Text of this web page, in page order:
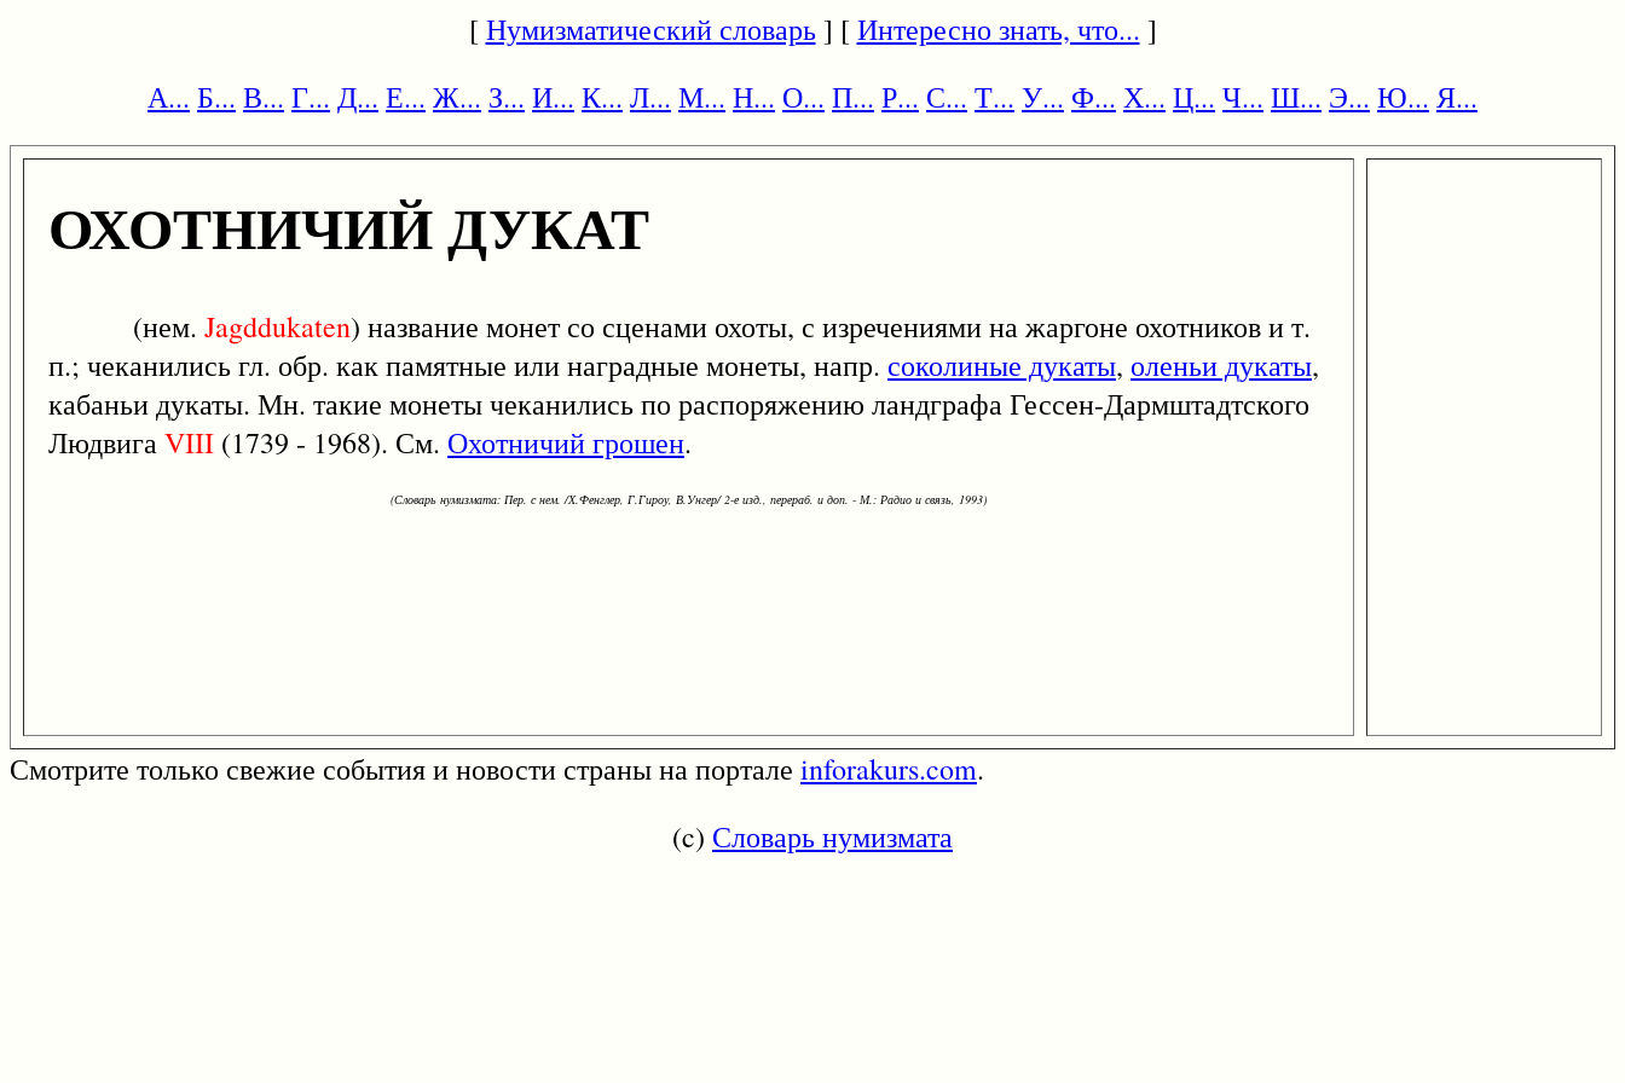
[Нумизматический словарь] [Интересно знать, что... ]
А... Б... В... Г... Д... Е... Ж... З... И... К... Л... М... Н... О... П... Р... С... Т... У... Ф... Х... Ц... Ч... Ш... Э... Ю... Я...
ОХОТНИЧИЙ ДУКАТ
(нем. Jagddukaten) название монет со сценами охоты, с изречениями на жаргоне охотников и т.
п.; чеканились гл. обр. как памятные или наградные монеты, напр. соколиные дукаты, оленьи дукаты,
кабаньи дукаты. Мн. такие монеты чеканились по распоряжению ландграфа Гессен-Дармштадтского
ЛюдвигаVIII (1739 - 1968). См. Охотничий грошен.
(Словарь нумизмата: Пер. с нем. /Х.Фенглер, Г.Гироу, В.Унгер/ 2-е изд., перераб. и доп. - М.: Радио и связь, 1993)
Смотрите только свежие события и новости страны на портале inforakurs.com.
(c) Словарь нумизмата